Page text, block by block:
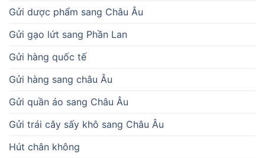
Gửi dược phẩm sang Châu Âu
Gửi gạo lứt sang Phần Lan
Gửi hàng quốc tế
Gửi hàng sang châu Âu
Gửi quần áo sang Châu Âu
Gửi trái cây sấy khô sang Châu Âu
Hút chân không